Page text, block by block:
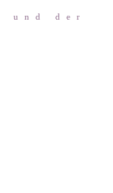
und der